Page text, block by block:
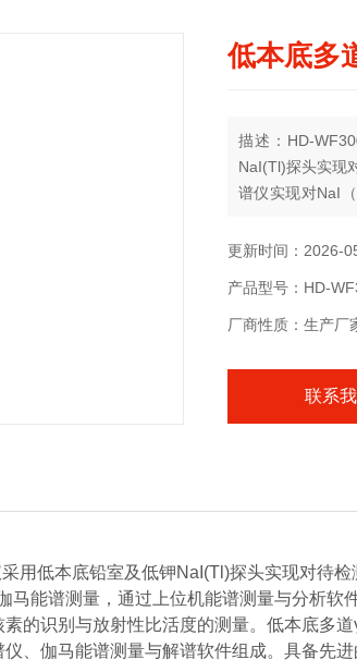
低本底多
描述：HD-
NaI(Tl)探头实现
谱仪实现对NaI
终实现对检测样
更新时间：2026-
产品型号：HD-
厂商性质：生产厂
联系
采用低本底铅室及低钾NaI(Tl)探头实现对待
马能谱测量，通过上位机能谱测量与分析软
的识别与放射性比活度的测量。 低本底多道
、伽马能谱测量与解谱软件组成。具备先